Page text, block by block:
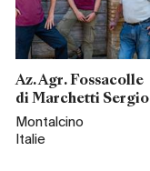
Az. Agr. Fossacolle
di Marchetti Sergio
Montalcino
Italie